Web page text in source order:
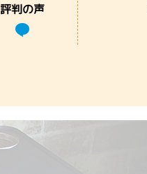
評判の声